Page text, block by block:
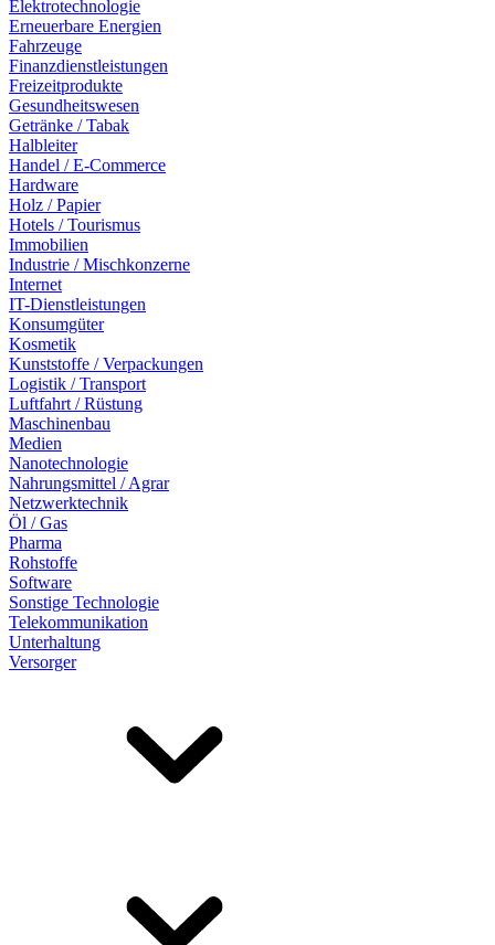
Elektrotechnologie
Erneuerbare Energien
Fahrzeuge
Finanzdienstleistungen
Freizeitprodukte
Gesundheitswesen
Getränke / Tabak
Halbleiter
Handel / E-Commerce
Hardware
Holz / Papier
Hotels / Tourismus
Immobilien
Industrie / Mischkonzerne
Internet
IT-Dienstleistungen
Konsumgüter
Kosmetik
Kunststoffe / Verpackungen
Logistik / Transport
Luftfahrt / Rüstung
Maschinenbau
Medien
Nanotechnologie
Nahrungsmittel / Agrar
Netzwerktechnik
Öl / Gas
Pharma
Rohstoffe
Software
Sonstige Technologie
Telekommunikation
Unterhaltung
Versorger